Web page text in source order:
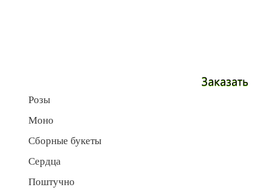
Заказать
Розы
Моно
Сборные букеты
Сердца
Поштучно